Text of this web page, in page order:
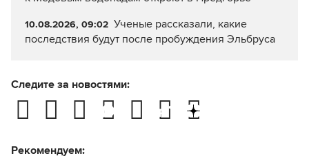
10.08.2026, 09:02 Ученые рассказали, какие
последствия будут после пробуждения Эльбруса
Следите за новостями:
Рекомендуем: